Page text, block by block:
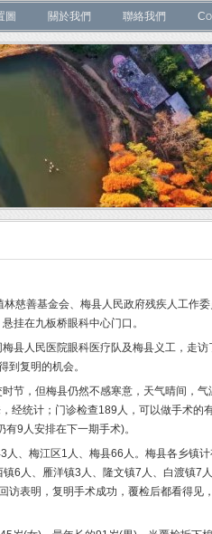
圖 關於我們 聯絡我們
慈善基金会、梅县人民政府残疾人工作
挂在九板桥眼科中心门口。
县人民医院眼科医疗队及梅县义工，走访
到复明的机会。
节，但梅县仍然不感寒意，天气晴间，气
经统计；门诊检查189人，可以做手术的
9人安排在下一期手术)。
、梅江区1人、梅县66人。梅县各乡镇
6人、雁洋镇3人、隆文镇7人、白渡镇7
访表明，复明手术成功，覆检后都看得见